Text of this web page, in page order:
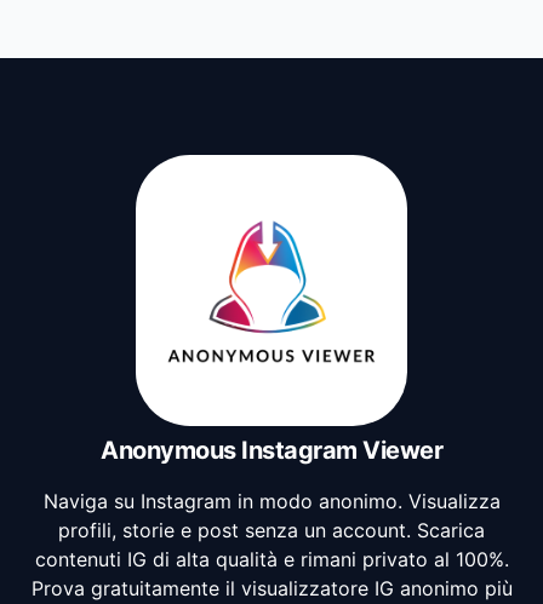
Anonymous Instagram Viewer
Naviga su Instagram in modo anonimo. Visualizza
profili, storie e post senza un account. Scarica
contenuti IG di alta qualità e rimani privato al 100%.
Prova gratuitamente il visualizzatore IG anonimo più